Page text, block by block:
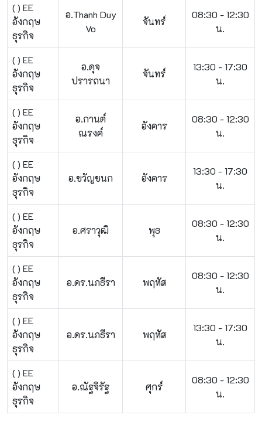
( ) EE
อังกฤษ
ธุรกิจ
อ.Thanh Duy
Vo
จันทร์
08:30 - 12:30
น.
( ) EE
อังกฤษ
ธุรกิจ
อ.ดุจ
ปรารถนา
จันทร์
13:30 - 17:30
น.
( ) EE
อังกฤษ
ธุรกิจ
อ.กานต์
ณรงค์
อังคาร
08:30 - 12:30
น.
( ) EE
อังกฤษ
ธุรกิจ
อ.ขวัญชนก อังคาร
13:30 - 17:30
น.
( ) EE
อังกฤษ
ธุรกิจ
อ.ศราวุฒิ พุธ
08:30 - 12:30
น.
( ) EE
อังกฤษ
ธุรกิจ
อ.ดร.นภธีรา พฤหัส
08:30 - 12:30
น.
( ) EE
อังกฤษ
ธุรกิจ
อ.ดร.นภธีรา พฤหัส
13:30 - 17:30
น.
( ) EE
อังกฤษ
ธุรกิจ
อ.ณัฐจิรัฐ ศุกร์
08:30 - 12:30
น.